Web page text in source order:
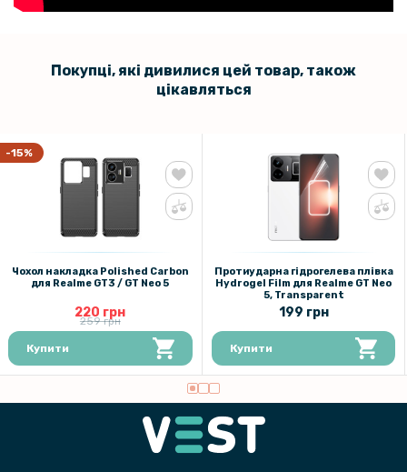
Покупці, які дивилися цей товар, також
цікавляться
-15%
Чохол накладка Polished Carbon
для Realme GT3 / GT Neo 5
220 грн
259 грн
Купити
Протиударна гідрогелева плівка
Hydrogel Film для Realme GT Neo
5, Transparent
199 грн
Купити